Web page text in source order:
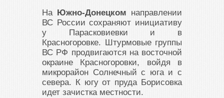
На Южно-Донецком направлении
ВС России сохраняют инициативу
у Парасковиевки и в
Красногоровке. Штурмовые группы
ВС РФ продвигаются на восточной
окраине Красногоровки, войдя в
микрорайон Солнечный с юга и с
севера. К югу от пруда Борисовка
идет зачистка местности.